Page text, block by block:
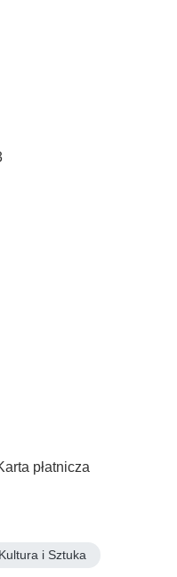
płatnicza
Kultura i Sztuka